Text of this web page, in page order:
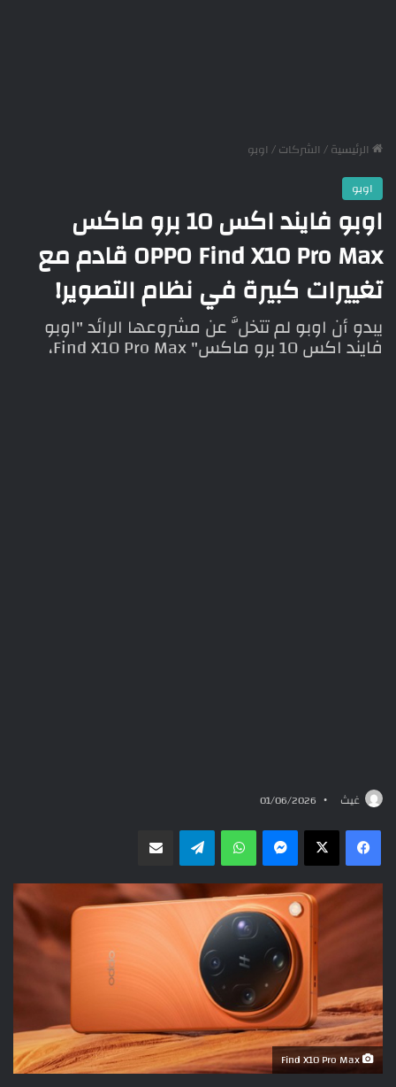
الرئيسية/ الشركات/ اوبو
اوبو
اوبو فايند اكس 10 برو ماكس
OPPO Find X10 Pro Max قادم مع
تغييرات كبيرة في نظام التصوير!
يبدو أن اوبو لم تتخلَّ عن مشروعها الرائد "اوبو
فايند اكس 10 برو ماكس" Find X10 Pro Max،
غيث 01/06/2026
ماسنجر واتسابتيلقرام
Find X10 Pro Max